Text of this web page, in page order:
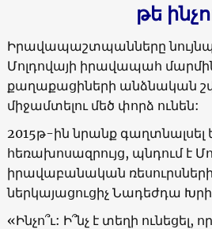
թե
Իրավապաշտպանները
Մոլդովայի իրավապահ
քաղաքացիների անձնական
միջամտելու մեծ փորձ ունեն:
2015թ-ին նրանք գաղտնալսել
հեռախոսազրույց, պնդում է
իրավաբանական
ներկայացուցիչ Նադեժդա
«Ինչո՞ւ: Ի՞նչ է տեղի